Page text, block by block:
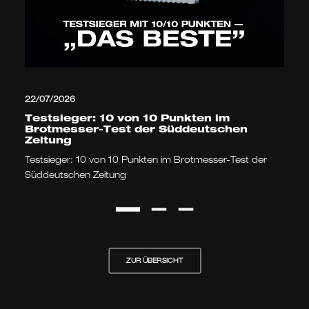
22/07/2026
Testsieger: 10 von 10 Punkten im
Brotmesser-Test der Süddeutschen
Zeitung
Testsieger: 10 von 10 Punkten im Brotmesser-Test der
Süddeutschen Zeitung
ZUR ÜBERSICHT